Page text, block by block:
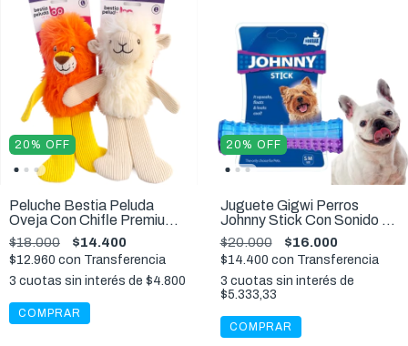
20% OFF
Peluche Bestia Peluda
Oveja Con Chifle Premium
Perros Senior Juguete
$18.000 $14.400
$12.960 con Transferencia
3 cuotas sin interés de $4.800
20% OFF
Juguete Gigwi Perros
Johnny Stick Con Sonido Y
Caucho Resistente
$20.000 $16.000
$14.400 con Transferencia
3 cuotas sin interés de
$5.333,33